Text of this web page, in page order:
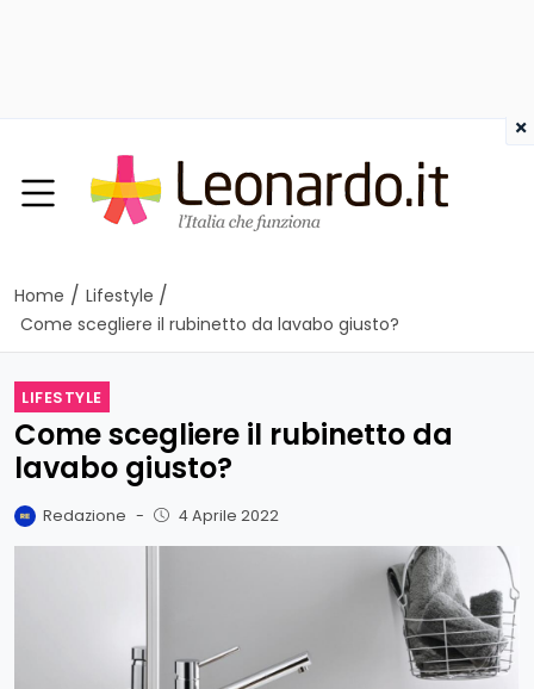
Home / Lifestyle /
Come scegliere il rubinetto da lavabo giusto?
LIFESTYLE
Come scegliere il rubinetto da
lavabo giusto?
Redazione - 4 Aprile 2022
×